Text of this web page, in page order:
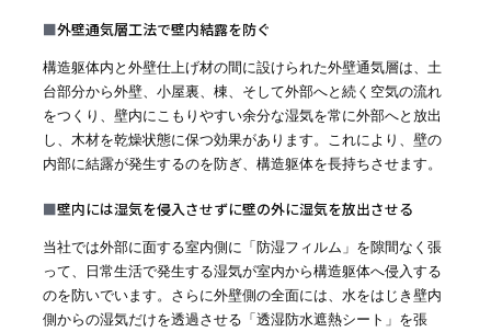
フォトギャラリー
販売中の物件
スマートセレクト
土地情報
オンライン相談会
■外壁通気層工法で壁内結露を防ぐ
構造躯体内と外壁仕上げ材の間に設けられた外壁通気層は、土
台部分から外壁、小屋裏、棟、そして外部へと続く空気の流れ
をつくり、壁内にこもりやすい余分な湿気を常に外部へと放出
し、木材を乾燥状態に保つ効果があります。これにより、壁の
内部に結露が発生するのを防ぎ、構造躯体を長持ちさせます。
■壁内には湿気を侵入させずに壁の外に湿気を放出させる
当社では外部に面する室内側に「防湿フィルム」を隙間なく張
って、日常生活で発生する湿気が室内から構造躯体へ侵入する
のを防いでいます。さらに外壁側の全面には、水をはじき壁内
側からの湿気だけを透過させる「透湿防水遮熱シート」を張